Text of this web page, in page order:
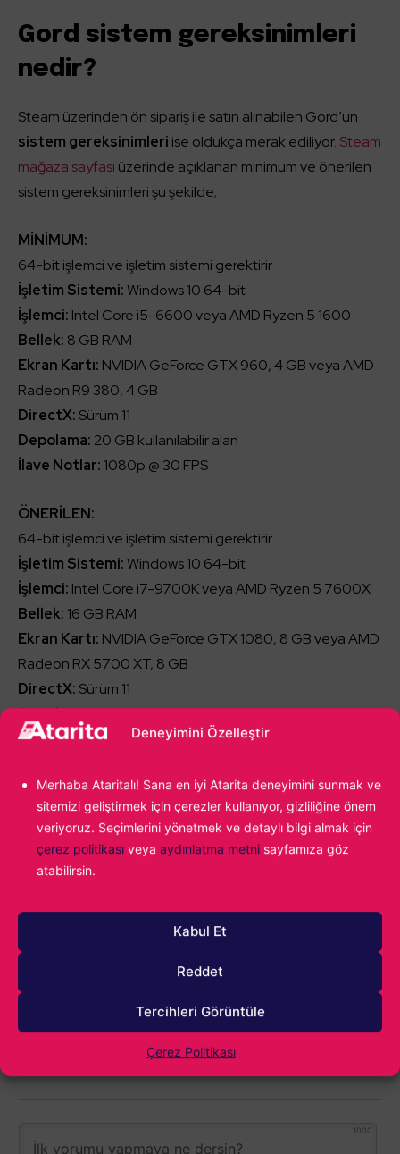
Deneyimini Özelleştir
Merhaba Ataritalı! Sana en iyi Atarita deneyimini sunmak ve
sitemizi geliştirmek için çerezler kullanıyor, gizliliğine önem
veriyoruz. Seçimlerini yönetmek ve detaylı bilgi almak için
çerez politikası veya aydınlatma metni sayfamıza göz
atabilirsin.
Kabul Et
Reddet
Tercihleri Görüntüle
Çerez Politikası
Gord sistem gereksinimleri
nedir?
Steam üzerinden ön sipariş ile satın alınabilen Gord’un
sistem gereksinimleri ise oldukça merak ediliyor. Steam
mağaza sayfası üzerinde açıklanan minimum ve önerilen
sistem gereksinimleri şu şekilde;
MİNİMUM:
64-bit işlemci ve işletim sistemi gerektirir
İşletim Sistemi:Windows 10 64-bit
İşlemci: Intel Core i5-6600 veya AMD Ryzen 5 1600
Bellek: 8 GB RAM
Ekran Kartı: NVIDIA GeForce GTX 960, 4 GB veya AMD
Radeon R9 380, 4 GB
DirectX: Sürüm 11
Depolama: 20 GB kullanılabilir alan
İlave Notlar: 1080p @ 30 FPS
ÖNERİLEN:
64-bit işlemci ve işletim sistemi gerektirir
İşletim Sistemi:Windows 10 64-bit
İşlemci: Intel Core i7-9700K veya AMD Ryzen 5 7600X
Bellek: 16 GB RAM
Ekran Kartı: NVIDIA GeForce GTX 1080, 8 GB veya AMD
Radeon RX 5700 XT, 8 GB
DirectX: Sürüm 11
Depolama:20 GB kullanılabilir alan
İlave Notlar:1080p @ 30+ FPS
Atakan Gümrükçüoğlu
Babadan gelme video oyun tutkunluğumun
popülaritesine kadar uzanıyor...
1000